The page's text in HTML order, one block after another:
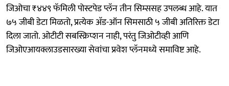
जिओचा ₹४४९ फॅमिली पोस्टपेड प्लॅन तीन सिम्ससह उपलब्ध आहे. यात
७५ जीबी डेटा मिळतो, प्रत्येक अ‍ॅड-ऑन सिमसाठी ५ जीबी अतिरिक्त डेटा
दिला जातो. ओटीटी सबस्क्रिप्शन नाही, परंतु जिओटीव्ही आणि
जिओएआयक्लाउडसारख्या सेवांचा प्रवेश प्लॅनमध्ये समाविष्ट आहे.